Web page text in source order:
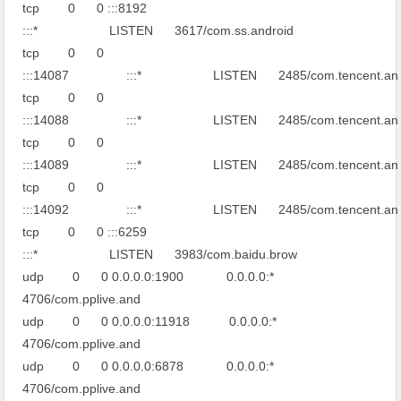
tcp 0 0 :::8192
:::* LISTEN 3617/com.ss.android
tcp 0 0
:::14087 :::* LISTEN 2485/com.tencent.an
tcp 0 0
:::14088 :::* LISTEN 2485/com.tencent.an
tcp 0 0
:::14089 :::* LISTEN 2485/com.tencent.an
tcp 0 0
:::14092 :::* LISTEN 2485/com.tencent.an
tcp 0 0 :::6259
:::* LISTEN 3983/com.baidu.brow
udp 0 0 0.0.0.0:1900 0.0.0.0:*
4706/com.pplive.and
udp 0 0 0.0.0.0:11918 0.0.0.0:*
4706/com.pplive.and
udp 0 0 0.0.0.0:6878 0.0.0.0:*
4706/com.pplive.and